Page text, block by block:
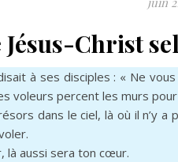
Christ
à ses disciples : « Ne
voleurs percent les murs
dans le ciel, là où il n’y
là aussi sera ton cœur.